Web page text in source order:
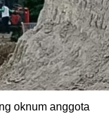
oknum anggota